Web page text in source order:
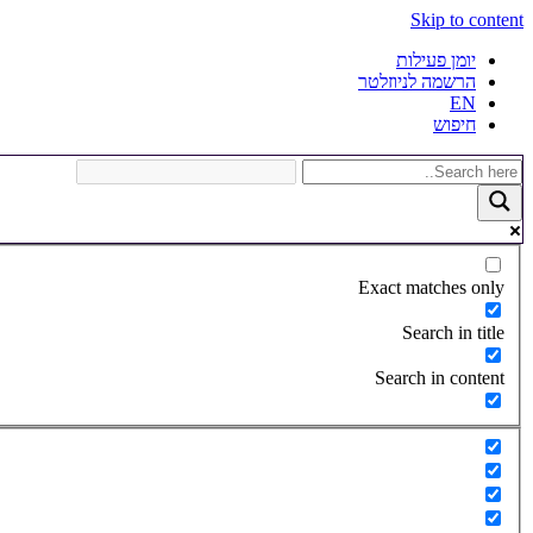
Skip to content
יומן פעילות
הרשמה לניוזלטר
EN
חיפוש
Exact matches only
Search in title
Search in content